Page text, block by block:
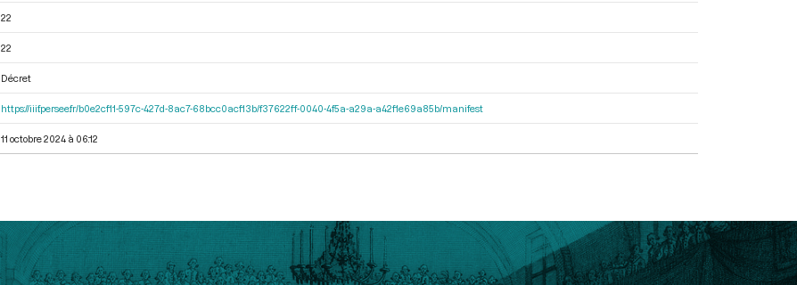
22
22
Décret
https://iiif.persee.fr/b0e2cf11-597c-427d-8ac7-68bcc0acf13b/f37622ff-0040-4f5a-a29a-a42f1e69a85b/manifest
11 octobre 2024 à 06:12